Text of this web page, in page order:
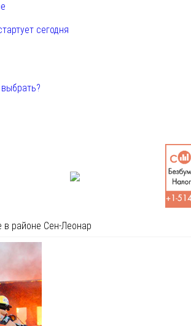
сегодня
районе Сен-Леонар